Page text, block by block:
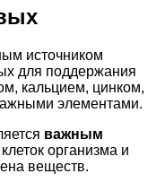
источником
для поддержания
кальцием, цинком,
элементами.
важным
организма и
веществ.